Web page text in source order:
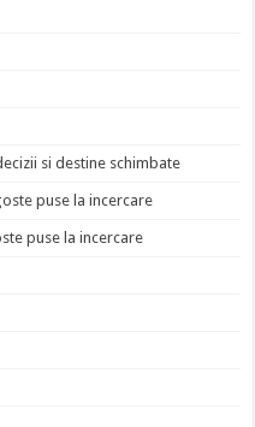
si destine schimbate
puse la incercare
puse la incercare